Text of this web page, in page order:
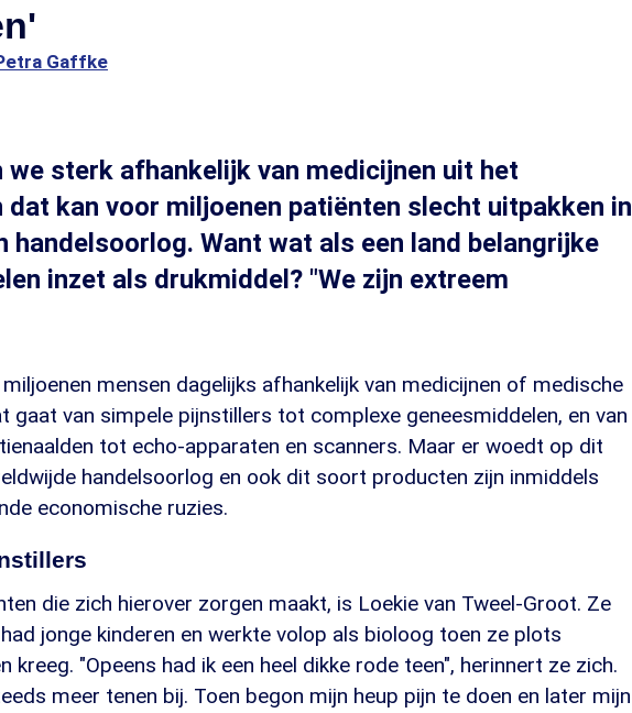
Gaffke
we sterk afhankelijk van medicijnen uit het
dat kan voor miljoenen patiënten slecht uitpakken in
handelsoorlog. Want wat als een land belangrijke
inzet als drukmiddel? "We zijn extreem
mensen dagelijks afhankelijk van medicijnen of medische
gaat van simpele pijnstillers tot complexe geneesmiddelen, en van
tot echo-apparaten en scanners. Maar er woedt op dit
handelsoorlog en ook dit soort producten zijn inmiddels
economische ruzies.
die zich hierover zorgen maakt, is Loekie van Tweel-Groot. Ze
jonge kinderen en werkte volop als bioloog toen ze plots
kreeg. "Opeens had ik een heel dikke rode teen", herinnert ze zich.
meer tenen bij. Toen begon mijn heup pijn te doen en later mijn